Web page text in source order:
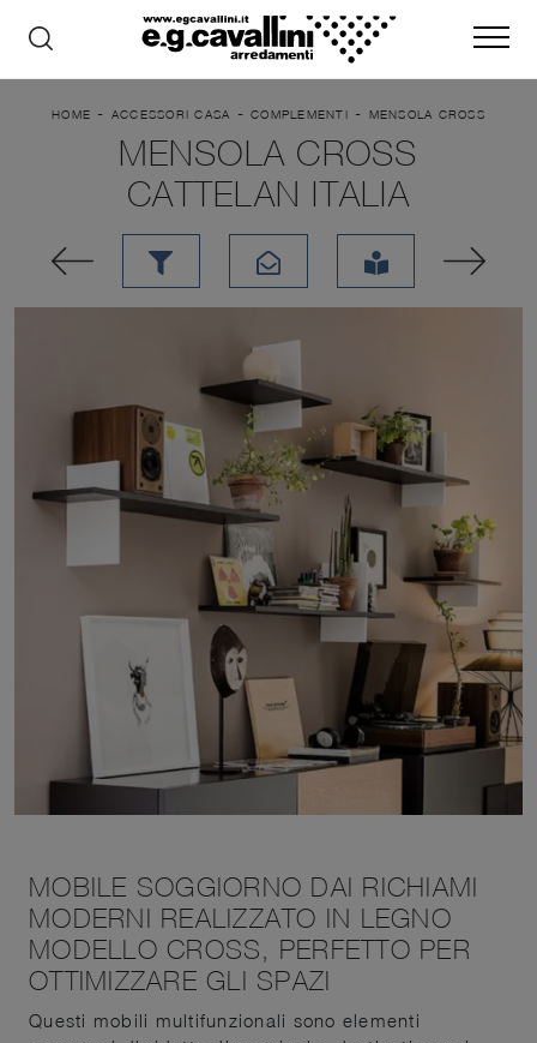
HOME - ACCESSORI CASA -COMPLEMENTI - MENSOLA CROSS
MENSOLA CROSS
CATTELAN ITALIA
MOBILE SOGGIORNO DAI RICHIAMI
MODERNI REALIZZATO IN LEGNO
MODELLO CROSS, PERFETTO PER
OTTIMIZZARE GLI SPAZI
Questi mobili multifunzionali sono elementi